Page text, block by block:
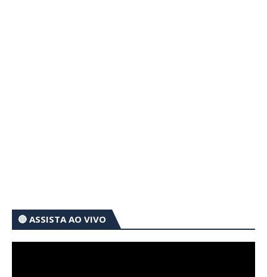
🔴 ASSISTA AO VIVO